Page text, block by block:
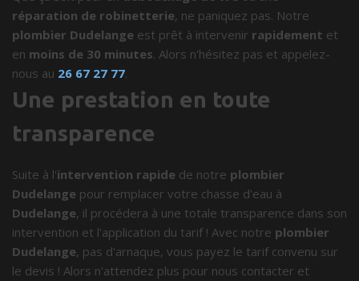
réparation de robinetterie, ne paniquez pas. Notre
plombier Dudelange est prêt à intervenir rapidement et
en moins de 30 minutes. Alors n'hésitez pas et appelez-
nous au 26 67 27 77.
Une prestation en toute
transparence
Suite à l'intervention rapide de notre plombier
Dudelange pour remplacer votre chasse d'eau à
Dudelange, il procédera à une totale transparence dans son
intervention et l'application du tarif ! Avec notre plombier
Dudelange, pas d'arnaque, vous payez le tarif convenu sur
le devis ! Alors n'attendez plus pour nous contacter et